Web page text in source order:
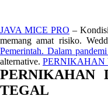
JAVA MICE PRO –
memang amat risiko.
Pemerintah. Dalam
alternative. PERNIKAHAN
PERNIKAHAN
TEGAL